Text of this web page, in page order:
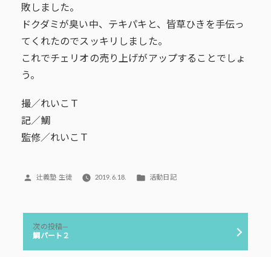
敗しました。
ドクダミが臭い中、テキパキと、皆草ひきを手伝っ
てくれたのでスッキリしました。
これでチェリオの売り上げがアップすることでしょ
う。
撮／れいこＴ
記／鯛
監修／れいこＴ
投
辻義塾 生徒 2019.6.18.
カ
リ
活動日記
ナ
次の投稿
の
鯛パート２